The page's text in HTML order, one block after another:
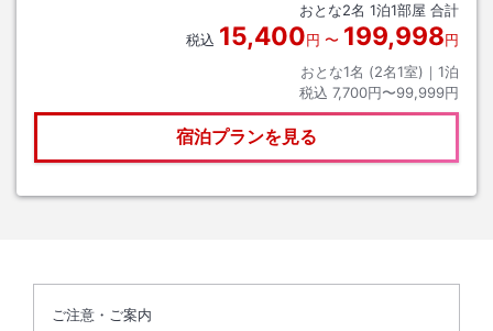
おとな2名 1泊1部屋 合計
税込 15,400円 〜 199,998円
おとな1名 (2名1室)｜ 1泊
税込 7,700円〜99,999円
宿泊プランを見る
ご注意・ご案内